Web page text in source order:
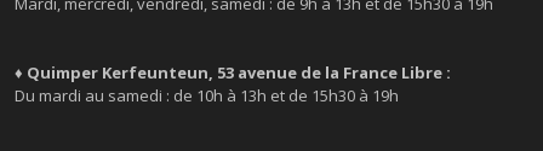
♦ Quimper Kerfeunteun, 53 avenue de la France Libre :
Du mardi au samedi : de 10h à 13h et de 15h30 à 19h